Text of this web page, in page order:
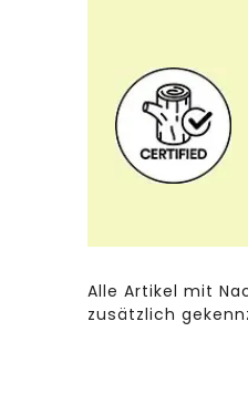
Alle Artikel mit
zusätzlich